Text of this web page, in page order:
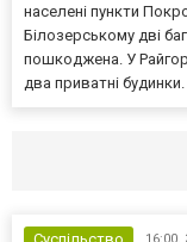
населені пункти
Білозерському дві
пошкоджена. У
два приватні